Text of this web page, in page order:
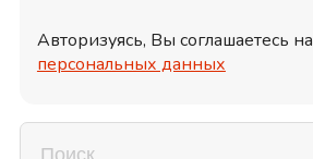
Авторизуясь, Вы соглашаетесь
персональных данных